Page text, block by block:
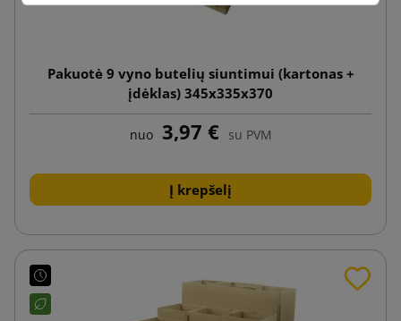
Pakuotė 9 vyno butelių siuntimui (kartonas +
įdėklas) 345x335x370
nuo 3,97 € su PVM
Į krepšelį